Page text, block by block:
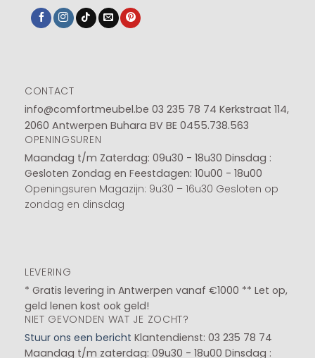
CONTACT
info@comfortmeubel.be 03 235 78 74 Kerkstraat 114,
2060 Antwerpen Buhara BV BE 0455.738.563
OPENINGSUREN
Maandag t/m Zaterdag: 09u30 - 18u30 Dinsdag :
Gesloten Zondag en Feestdagen: 10u00 - 18u00
Openingsuren Magazijn: 9u30 – 16u30 Gesloten op
zondag en dinsdag
LEVERING
* Gratis levering in Antwerpen vanaf €1000 ** Let op,
geld lenen kost ook geld!
NIET GEVONDEN WAT JE ZOCHT?
Stuur ons een bericht Klantendienst: 03 235 78 74
Maandag t/m zaterdag: 09u30 - 18u00 Dinsdag :